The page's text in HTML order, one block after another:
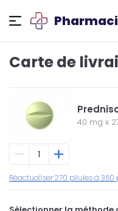
Carte de
40 mg x
Réactualiser 270 pilules à